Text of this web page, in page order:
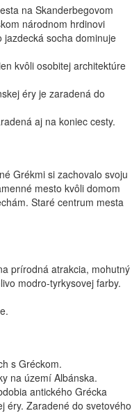
na Skanderbegovom
národnom hrdinovi
jazdecká socha dominuje
kvôli osobitej architektúre
éry je zaradená do
aj na koniec cesty.
Grékmi si zachovalo svoju
mesto kvôli domom
Staré centrum mesta
prírodná atrakcia, mohutný
modro-tyrkysovej farby.
s Gréckom.
na území Albánska.
antického Grécka
éry. Zaradené do svetového